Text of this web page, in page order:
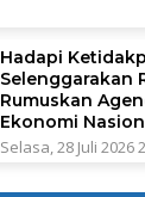
Hadapi
Selenggarakan
Rumuskan
Ekonomi
Selasa, 28 Juli 2026